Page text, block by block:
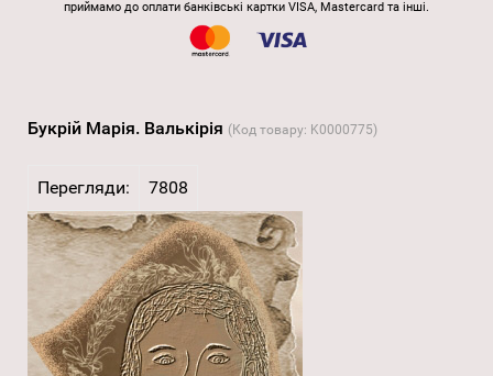
приймамо до оплати банківські картки VISA, Mastercard та інші.
Букрій Марія. Валькірія (Код товару: K0000775)
Перегляди: 7808